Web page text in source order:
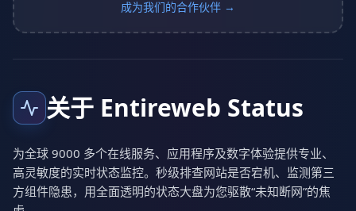
成为我们的合作伙伴 →
关于 Entireweb Status
为全球 9000 多个在线服务、应用程序及数字体验提供专业、
高灵敏度的实时状态监控。秒级排查网站是否宕机、监测第三
方组件隐患，用全面透明的状态大盘为您驱散“未知断网”的焦